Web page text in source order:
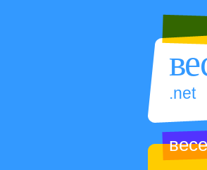
.net